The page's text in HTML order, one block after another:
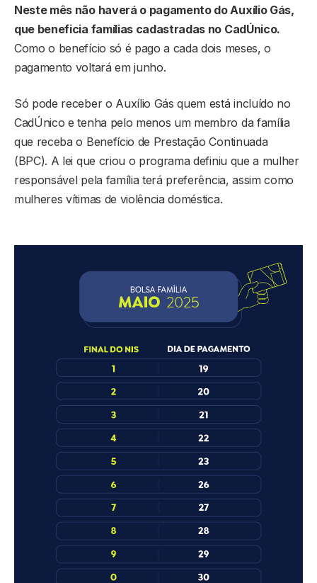
Neste mês não haverá o pagamento do Auxílio Gás,
que beneficia famílias cadastradas no CadÚnico.
Como o benefício só é pago a cada dois meses, o
pagamento voltará em junho.
Só pode receber o Auxílio Gás quem está incluído no
CadÚnico e tenha pelo menos um membro da família
que receba o Benefício de Prestação Continuada
(BPC). A lei que criou o programa definiu que a mulher
responsável pela família terá preferência, assim como
mulheres vítimas de violência doméstica.